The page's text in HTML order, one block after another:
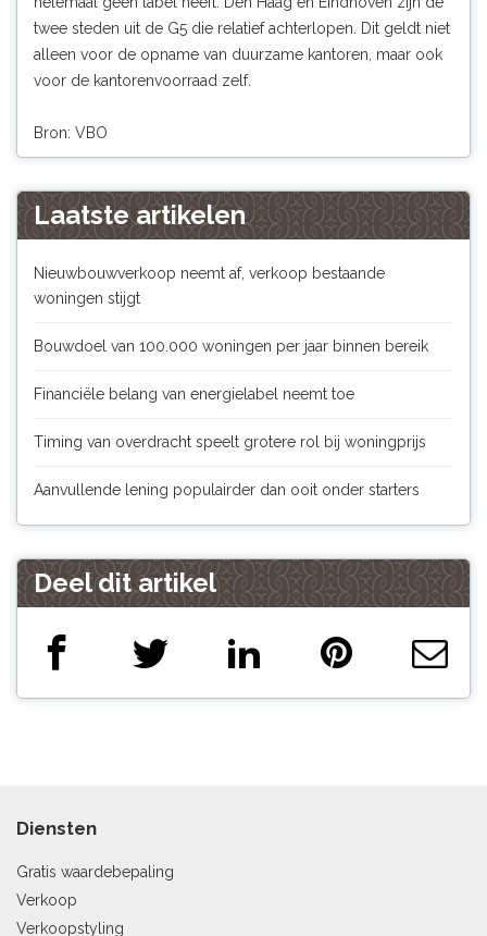
twee steden uit de G5 die relatief achterlopen. Dit geldt niet
alleen voor de opname van duurzame kantoren, maar ook
voor de kantorenvoorraad zelf.
Bron: VBO
Laatste artikelen
Nieuwbouwverkoop neemt af, verkoop bestaande
woningen stijgt
Bouwdoel van 100.000 woningen per jaar binnen bereik
Financiële belang van energielabel neemt toe
Timing van overdracht speelt grotere rol bij woningprijs
Aanvullende lening populairder dan ooit onder starters
Deel dit artikel
Diensten
Gratis waardebepaling
Verkoop
Verkoopstyling